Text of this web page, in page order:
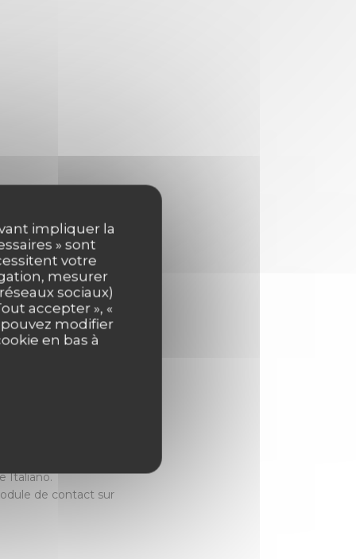
impliquer la
» sont
votre
mesurer
sociaux)
accepter », «
pouvez modifier
en bas à
Italiano.
de contact sur